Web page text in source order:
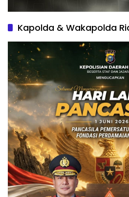
Kapolda & Wakapolda